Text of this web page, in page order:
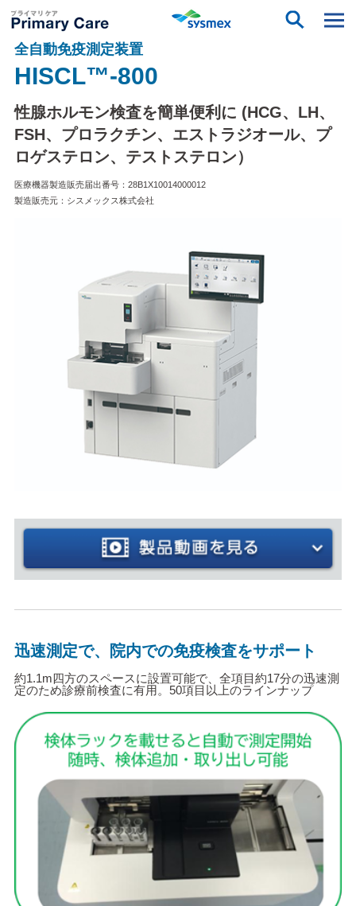
全自動免疫測定装置
HISCL™-800
性腺ホルモン検査を簡単便利に (HCG、LH、
FSH、プロラクチン、エストラジオール、プ
ロゲステロン、テストステロン）
医療機器製造販売届出番号：28B1X10014000012
製造販売元：シスメックス株式会社
迅速測定で、院内での免疫検査をサポート
約1.1m四方のスペースに設置可能で、全項目約17分の迅速測
定のため診療前検査に有用。50項目以上のラインナップ